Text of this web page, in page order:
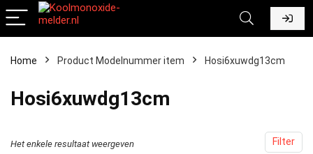
Home Product Modelnummer item ‎Hosi6xuwdg13cm
‎Hosi6xuwdg13cm
Filter
Het enkele resultaat weergeven